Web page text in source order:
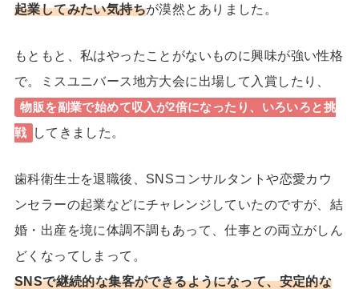
起業してみたい気持ちが漠然とありました。
もともと、私はやったことがないものに興味が強い性格
で。ミスユニバース地方大会に出場して入賞したり、
物販を副業で始めて収入が2倍になったり、いろいろと挑
戦
してきました。
歯科衛生士を退職後、SNSコンサルタントや恋愛カウ
ンセラーの起業などにチャレンジしていたのですが、結
婚・出産を境に体調不調もあって、仕事との両立がしん
どくなってしまって。
SNSで継続的な集客ができるようになって、安定的な